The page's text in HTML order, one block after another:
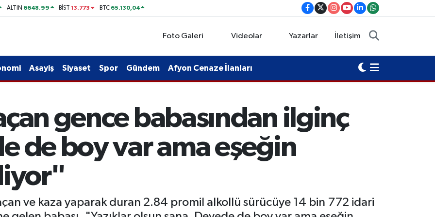
ALTIN 6648.99 BİST13.773 BTC 65.130,04
Foto Galeri Videolar Yazarlar İletişim
Asayiş Siyaset Spor Gündem Afyon Cenaze İlanları
gence babasından ilginç
de boy var ama eşeğin
ve kaza yaparak duran 2.84 promil alkollü sürücüye 14 bin 772 idari